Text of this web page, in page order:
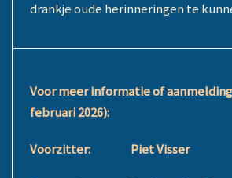
drankje oude herinneringen te
Voor meer informatie of
februari 2026):
Voorzitter: Piet Visser